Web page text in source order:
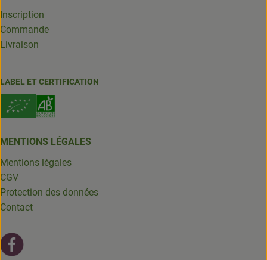
Inscription
Commande
Livraison
LABEL ET CERTIFICATION
MENTIONS LÉGALES
Mentions légales
CGV
Protection des données
Contact